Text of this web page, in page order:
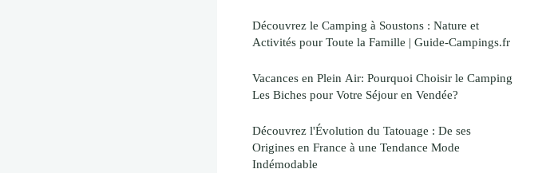
Découvrez le Camping à Soustons : Nature et
Activités pour Toute la Famille | Guide-Campings.fr
Vacances en Plein Air: Pourquoi Choisir le Camping
Les Biches pour Votre Séjour en Vendée?
Découvrez l'Évolution du Tatouage : De ses
Origines en France à une Tendance Mode
Indémodable